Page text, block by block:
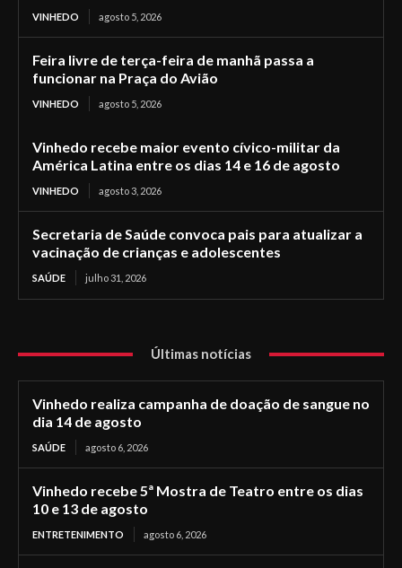
VINHEDO agosto 5, 2026
Feira livre de terça-feira de manhã passa a
funcionar na Praça do Avião
VINHEDO agosto 5, 2026
Vinhedo recebe maior evento cívico-militar da
América Latina entre os dias 14 e 16 de agosto
VINHEDO agosto 3, 2026
Secretaria de Saúde convoca pais para atualizar a
vacinação de crianças e adolescentes
SAÚDE julho 31, 2026
Últimas notícias
Vinhedo realiza campanha de doação de sangue no
dia 14 de agosto
SAÚDE agosto 6, 2026
Vinhedo recebe 5ª Mostra de Teatro entre os dias
10 e 13 de agosto
ENTRETENIMENTO agosto 6, 2026